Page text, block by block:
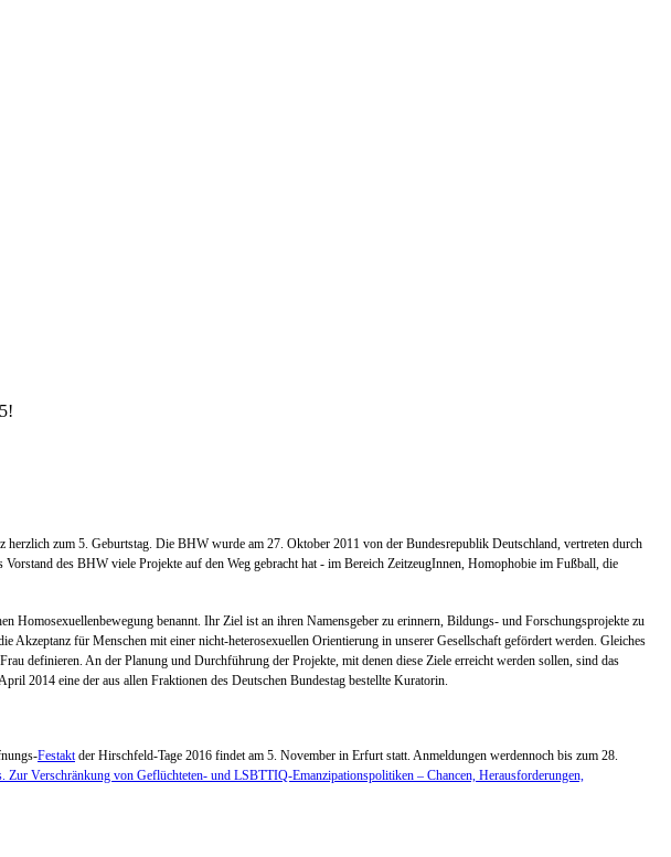
zum 5. Geburtstag. Die BHW wurde am 27. Oktober 2011 von der Bundesrepublik Deutschland, vertreten durch
des BHW viele Projekte auf den Weg gebracht hat - im Bereich ZeitzeugInnen, Homophobie im Fußball, die
Homosexuellenbewegung benannt. Ihr Ziel ist an ihren Namensgeber zu erinnern, Bildungs- und Forschungsprojekte zu
für Menschen mit einer nicht-heterosexuellen Orientierung in unserer Gesellschaft gefördert werden. Gleiches
definieren. An der Planung und Durchführung der Projekte, mit denen diese Ziele erreicht werden sollen, sind das
2014 eine der aus allen Fraktionen des Deutschen Bundestag bestellte Kuratorin.
Festakt der Hirschfeld-Tage 2016 findet am 5. November in Erfurt statt. Anmeldungen werdennoch bis zum 28.
Zur Verschränkung von Geflüchteten- und LSBTTIQ-Emanzipationspolitiken – Chancen, Herausforderungen,